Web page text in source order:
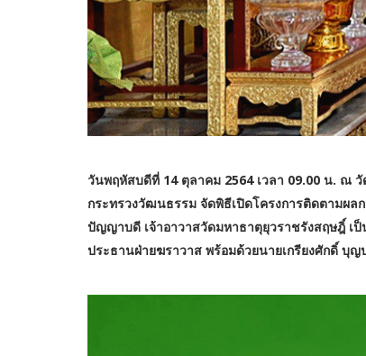
วันพฤหัสบดีที่ 14 ตุลาคม 2564 เวลา 09.00 น. ณ
กระทรวงวัฒนธรรม จัดพิธีเปิดโครงการติดตามผ
ปัญญาบดี เจ้าอาวาสวัดมหาธาตุยุวราชรังสฤษฎิ์ เ
ประธานฝ่ายฆราวาส พร้อมด้วยนายเกรียงศักดิ์ บุ